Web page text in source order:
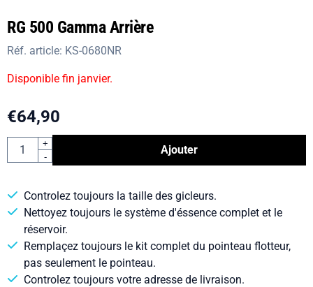
RG 500 Gamma Arrière
Réf. article: KS-0680NR
Disponible fin janvier.
€64,90
Quantité
+
-
Ajouter
Controlez toujours la taille des gicleurs.
Nettoyez toujours le système d'éssence complet et le
réservoir.
Remplaçez toujours le kit complet du pointeau flotteur,
pas seulement le pointeau.
Controlez toujours votre adresse de livraison.